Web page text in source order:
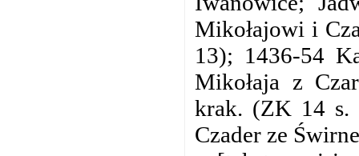
Mikołajowi i
13); 1436-54
Mikołaja z
krak. (ZK 14 s.
Czader ze